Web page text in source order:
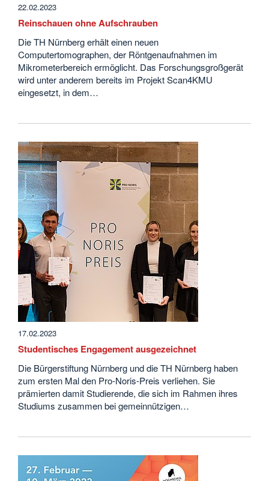
22.02.2023
Reinschauen ohne Aufschrauben
Die TH Nürnberg erhält einen neuen
Computertomographen, der Röntgenaufnahmen im
Mikrometerbereich ermöglicht. Das Forschungsgroßgerät
wird unter anderem bereits im Projekt Scan4KMU
eingesetzt, in dem…
17.02.2023
Studentisches Engagement ausgezeichnet
Die Bürgerstiftung Nürnberg und die TH Nürnberg haben
zum ersten Mal den Pro-Noris-Preis verliehen. Sie
prämierten damit Studierende, die sich im Rahmen ihres
Studiums zusammen bei gemeinnützigen…